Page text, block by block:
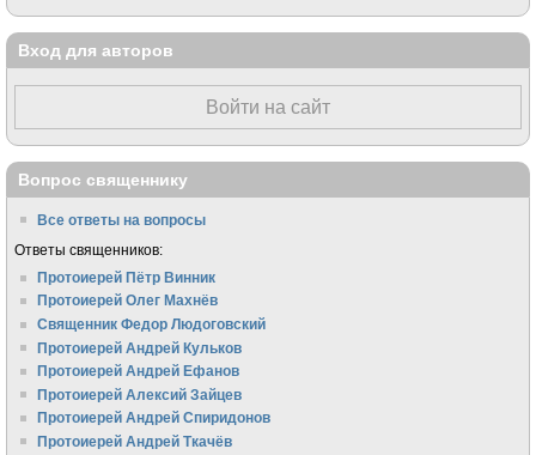
Вход для авторов
Войти на сайт
Вопрос священнику
Все ответы на вопросы
Ответы священников:
Протоиерей Пётр Винник
Протоиерей Олег Махнёв
Священник Федор Людоговский
Протоиерей Андрей Кульков
Протоиерей Андрей Ефанов
Протоиерей Алексий Зайцев
Протоиерей Андрей Спиридонов
Протоиерей Андрей Ткачёв